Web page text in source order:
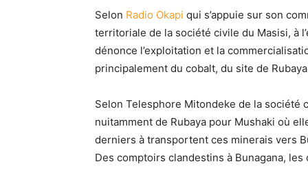
Selon Radio Okapi qui s’appuie sur son
territoriale de la société civile du Masisi, à
dénonce l’exploitation et la
principalement du cobalt, du site de
Selon Telesphore Mitondeke de la société
nuitamment de Rubaya pour Mushaki où
derniers à transportent ces minerais vers
Des comptoirs clandestins à Bunagana,